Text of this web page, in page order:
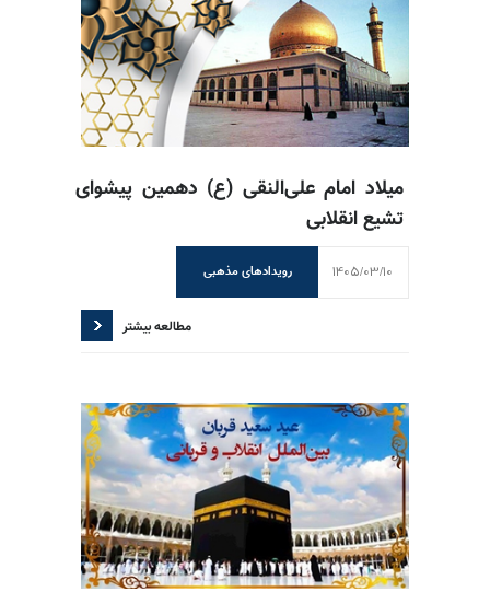
میلاد امام علی‌النقی (ع) دهمین پیشوای
تشیع انقلابی
رویدادهای مذهبی 1405/03/10
مطالعه بیشتر